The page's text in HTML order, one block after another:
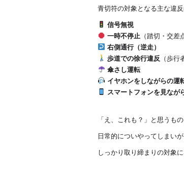
青切符の対象となる主な違反
信号無視
一時不停止 （踏切・交差
右側通行（逆走）
歩道での徐行違反 （歩行
傘さし運転
イヤホンをしながらの運
スマートフォンを見な
「え、これも？」と思うも
日常的についやってしまいが
しっかり取り締まりの対象に